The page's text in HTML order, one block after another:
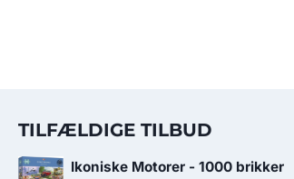
TILFÆLDIGE TILBUD
Ikoniske Motorer - 1000 brikker